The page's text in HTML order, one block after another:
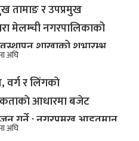
तामाङ र उपप्रमुख
मेलम्ची नगरपालिकाको
शाखाको शुभारम्भ
अघि
वर्ग र लिंगकाे
आधारमा बजेट
गर्ने : नगरप्रमुख आइतमान
अघि